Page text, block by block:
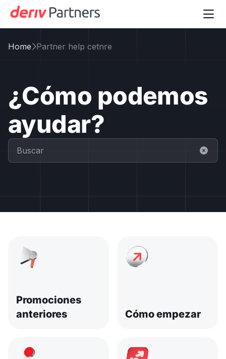

HomePartner help cetnre
¿Cómo podemos
ayudar?
Promociones
anteriores
Cómo empezar